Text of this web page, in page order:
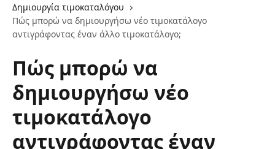
Δημιουργία τιμοκαταλόγου
Πώς μπορώ να δημιουργήσω νέο τιμοκατάλογο
αντιγράφοντας έναν άλλο τιμοκατάλογο;
Πώς μπορώ να
δημιουργήσω νέο
τιμοκατάλογο
αντιγράφοντας έναν